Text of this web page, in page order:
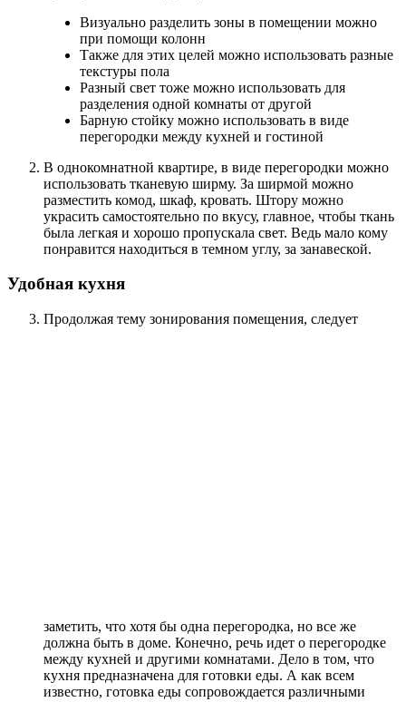
Визуально разделить зоны в помещении можно
при помощи колонн
Также для этих целей можно использовать разные
текстуры пола
Разный свет тоже можно использовать для
разделения одной комнаты от другой
Барную стойку можно использовать в виде
перегородки между кухней и гостиной
В однокомнатной квартире, в виде перегородки можно
использовать тканевую ширму. За ширмой можно
разместить комод, шкаф, кровать. Штору можно
украсить самостоятельно по вкусу, главное, чтобы ткань
была легкая и хорошо пропускала свет. Ведь мало кому
понравится находиться в темном углу, за занавеской.
Удобная кухня
Продолжая тему зонирования помещения, следует
заметить, что хотя бы одна перегородка, но все же
должна быть в доме. Конечно, речь идет о перегородке
между кухней и другими комнатами. Дело в том, что
кухня предназначена для готовки еды. А как всем
известно, готовка еды сопровождается различными